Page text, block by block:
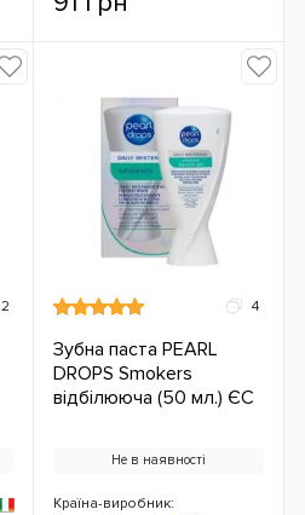
2 4
Зубна паста PEARL
DROPS Smokers
відбілююча (50 мл.) ЄС
Не в наявності
Країна-виробник: